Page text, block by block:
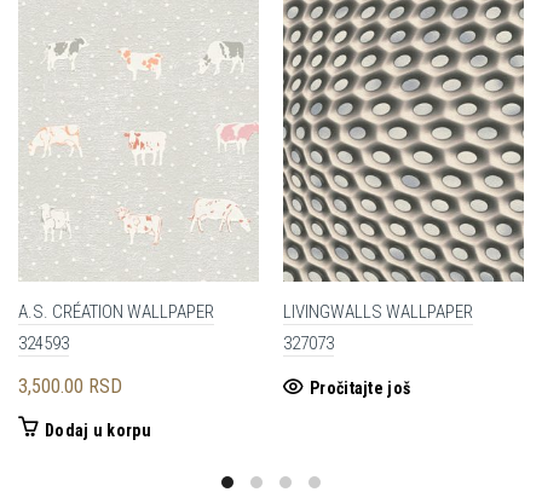
A.S. CRÉATION WALLPAPER
324593
3,500.00 RSD
Dodaj u korpu
LIVINGWALLS WALLPAPER
327073
Pročitajte još